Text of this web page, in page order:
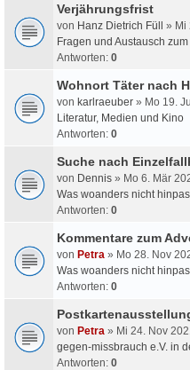
Verjährungsfrist
von Hanz Dietrich Füll » Mi
Fragen und Austausch
Antworten: 0
Wohnort Täter nach
von karlraeuber » Mo 19.
Literatur, Medien und Kino
Antworten: 0
Suche nach
von Dennis » Mo 6. Mär
Was woanders nicht
Antworten: 0
Kommentare zum
von Petra » Mo 28. Nov
Was woanders nicht
Antworten: 0
von Petra » Mi 24. Nov
gegen-missbrauch e.V. in
Antworten: 0